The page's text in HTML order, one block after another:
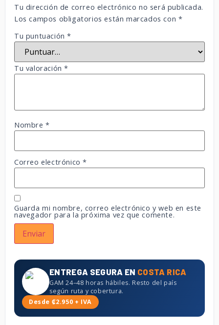
Tu dirección de correo electrónico no será publicada.
Los campos obligatorios están marcados con *
Tu puntuación*
Tu valoración*
Nombre*
Correo electrónico*
Guarda mi nombre, correo electrónico y web en este
navegador para la próxima vez que comente.
ENTREGA SEGURA EN COSTA RICA
GAM 24–48 horas hábiles. Resto del país
según ruta y cobertura.
Desde ₡2.950 + IVA